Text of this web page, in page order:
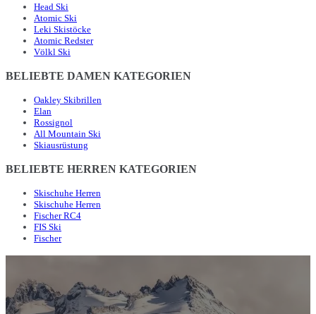
Head Ski
Atomic Ski
Leki Skistöcke
Atomic Redster
Völkl Ski
BELIEBTE DAMEN KATEGORIEN
Oakley Skibrillen
Elan
Rossignol
All Mountain Ski
Skiausrüstung
BELIEBTE HERREN KATEGORIEN
Skischuhe Herren
Skischuhe Herren
Fischer RC4
FIS Ski
Fischer